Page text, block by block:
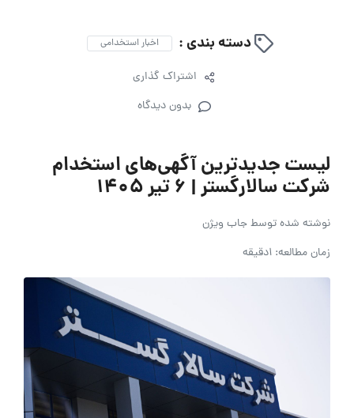
دسته بندی : اخبار استخدامی
اشتراک گذاری
بدون دیدگاه
لیست جدیدترین آگهی‌های استخدام
شرکت سالارگستر | ۶ تیر ۱۴۰۵
نوشته شده توسطجاب ویژن
زمان مطالعه: 1دقیقه